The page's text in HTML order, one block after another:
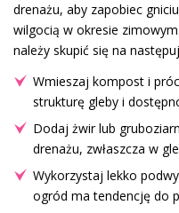
drenażu, aby zapobiec
wilgocią w okresie
należy skupić się na
Wmieszaj kompost i
strukturę gleby i
Dodaj żwir lub
drenażu, zwłaszcza w
Wykorzystaj lekko
ogród ma tendencję do